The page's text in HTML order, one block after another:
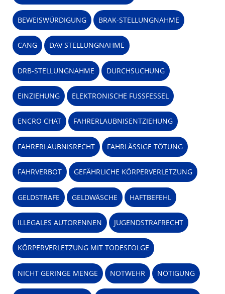
BEWEISWÜRDIGUNG BRAK-STELLUNGNAHME
CANG DAV STELLUNGNAHME
DRB-STELLUNGNAHME DURCHSUCHUNG
EINZIEHUNG ELEKTRONISCHE FUSSFESSEL
ENCRO CHAT FAHRERLAUBNISENTZIEHUNG
FAHRERLAUBNISRECHT FAHRLÄSSIGE TÖTUNG
FAHRVERBOT GEFÄHRLICHE KÖRPERVERLETZUNG
GELDSTRAFE GELDWÄSCHE HAFTBEFEHL
ILLEGALES AUTORENNEN JUGENDSTRAFRECHT
KÖRPERVERLETZUNG MIT TODESFOLGE
NICHT GERINGE MENGE NOTWEHR NÖTIGUNG